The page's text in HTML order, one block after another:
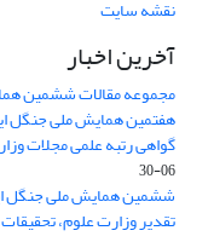
نقشه سایت
آخرین اخبار
مجموعه مقالات ششمین
هفتمین همایش ملی جنگل
گواهی رتبه علمی مجلات
06-30
ششمین همایش ملی جنگل
تقدیر وزارت علوم،